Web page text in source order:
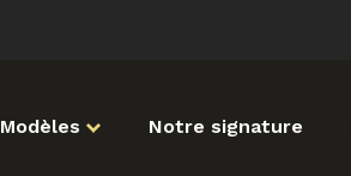
Modèles Notre signature